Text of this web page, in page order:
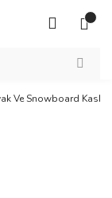
Ve Snowboard Kask